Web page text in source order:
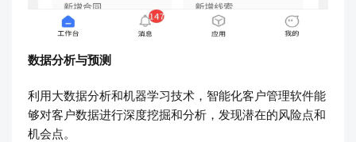
数据分析与预测
利用大数据分析和机器学习技术，智能化客户管理软件能
够对客户数据进行深度挖掘和分析，发现潜在的风险点和
机会点。